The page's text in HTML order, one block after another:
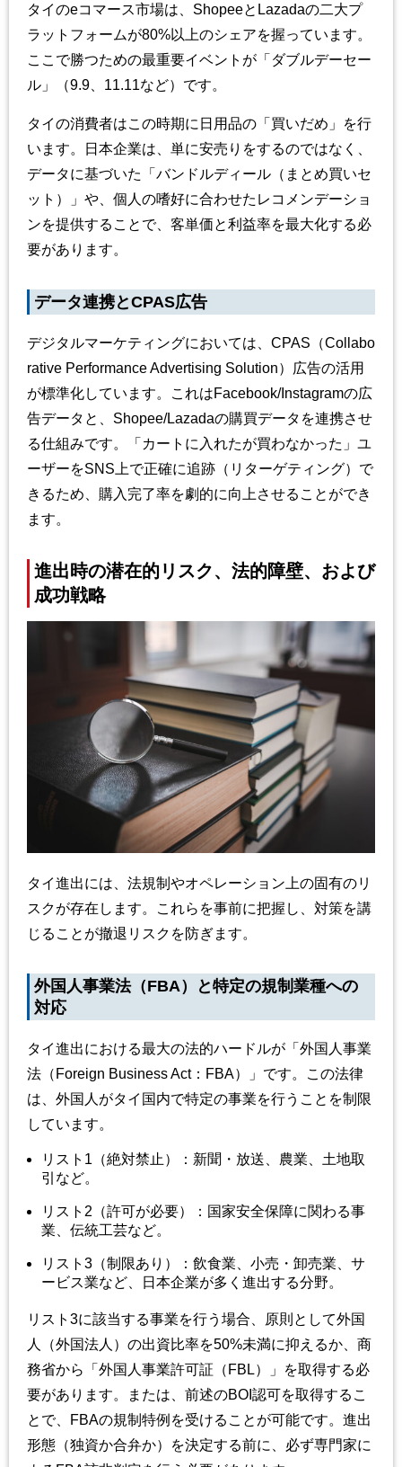
タイのeコマース市場は、ShopeeとLazadaの二大プ
ラットフォームが80%以上のシェアを握っています。
ここで勝つための最重要イベントが「ダブルデーセー
ル」（9.9、11.11など）です。
タイの消費者はこの時期に日用品の「買いだめ」を行
います。日本企業は、単に安売りをするのではなく、
データに基づいた「バンドルディール（まとめ買いセ
ット）」や、個人の嗜好に合わせたレコメンデーショ
ンを提供することで、客単価と利益率を最大化する必
要があります。
データ連携とCPAS広告
デジタルマーケティングにおいては、CPAS（Collabo
rative Performance Advertising Solution）広告の活用
が標準化しています。これはFacebook/Instagramの広
告データと、Shopee/Lazadaの購買データを連携させ
る仕組みです。「カートに入れたが買わなかった」ユ
ーザーをSNS上で正確に追跡（リターゲティング）で
きるため、購入完了率を劇的に向上させることができ
ます。
進出時の潜在的リスク、法的障壁、および
成功戦略
タイ進出には、法規制やオペレーション上の固有のリ
スクが存在します。これらを事前に把握し、対策を講
じることが撤退リスクを防ぎます。
外国人事業法（FBA）と特定の規制業種への
対応
タイ進出における最大の法的ハードルが「外国人事業
法（Foreign Business Act：FBA）」です。この法律
は、外国人がタイ国内で特定の事業を行うことを制限
しています。
リスト1（絶対禁止）：新聞・放送、農業、土地取
引など。
リスト2（許可が必要）：国家安全保障に関わる事
業、伝統工芸など。
リスト3（制限あり）：飲食業、小売・卸売業、サ
ービス業など、日本企業が多く進出する分野。
リスト3に該当する事業を行う場合、原則として外国
人（外国法人）の出資比率を50%未満に抑えるか、商
務省から「外国人事業許可証（FBL）」を取得する必
要があります。または、前述のBOI認可を取得するこ
とで、FBAの規制特例を受けることが可能です。進出
形態（独資か合弁か）を決定する前に、必ず専門家に